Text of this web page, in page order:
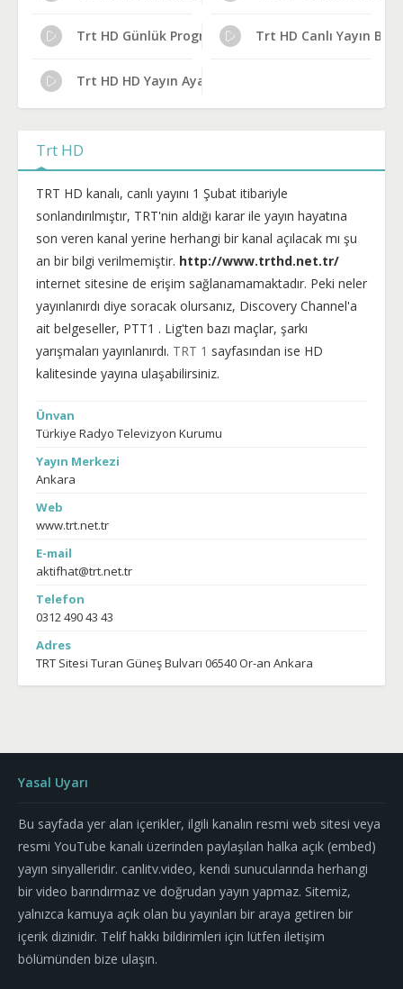
Trt HD Günlük Program AkışıTrt HD Canlı Yayın
Trt HD HD Yayın Ayarları
Trt HD
TRT HD kanalı, canlı yayını 1 Şubat itibariyle
sonlandırılmıştır, TRT'nin aldığı karar ile yayın hayatına
son veren kanal yerine herhangi bir kanal açılacak mı şu
an bir bilgi verilmemiştir. http://www.trthd.net.tr/
internet sitesine de erişim sağlanamamaktadır. Peki neler
yayınlanırdı diye soracak olursanız, Discovery Channel'a
ait belgeseller, PTT1 . Lig'ten bazı maçlar, şarkı
yarışmaları yayınlanırdı. TRT 1 sayfasından ise HD
kalitesinde yayına ulaşabilirsiniz.
Ünvan
Türkiye Radyo Televizyon Kurumu
Yayın Merkezi
Ankara
Web
www.trt.net.tr
E-mail
aktifhat@trt.net.tr
Telefon
0312 490 43 43
Adres
TRT Sitesi Turan Güneş Bulvarı 06540 Or-an Ankara
Yasal Uyarı
Bu sayfada yer alan içerikler, ilgili kanalın resmi web sitesi veya
resmi YouTube kanalı üzerinden paylaşılan halka açık (embed)
yayın sinyalleridir. canlitv.video, kendi sunucularında herhangi
bir video barındırmaz ve doğrudan yayın yapmaz. Sitemiz,
yalnızca kamuya açık olan bu yayınları bir araya getiren bir
içerik dizinidir. Telif hakkı bildirimleri için lütfen iletişim
bölümünden bize ulaşın.